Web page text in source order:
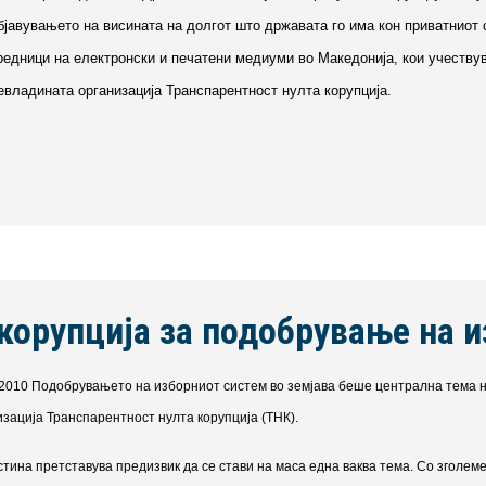
на висината на долгот што државата го има кон приватниот
на електронски и печатени медиуми во Македонија, кои
организација Транспарентност нулта корупција.
за подобрување на
Подобрувањето на изборниот систем во земјава беше централна тема
Транспарентност нулта корупција (ТНК).
претставува предизвик да се стави на маса една ваква тема. Со